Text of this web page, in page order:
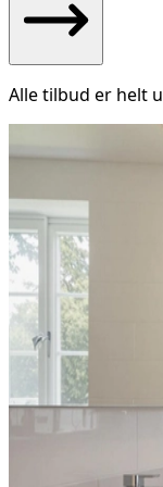
Alle tilbud er helt